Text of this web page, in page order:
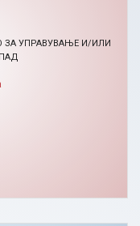
ЗА УПРАВУВАЊЕ И/ИЛИ